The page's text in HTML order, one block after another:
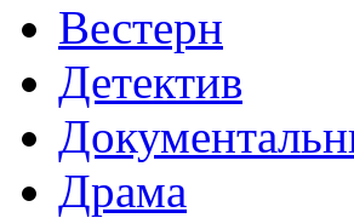
Вестерн
Детектив
Драма